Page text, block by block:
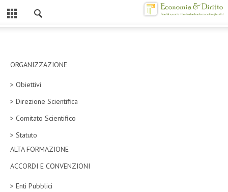
CHI SIAMO
MISSION
CONTATTI
ATTO COSTITUTIVO E STATUTO
ORGANIZZAZIONE
OBIETTIVI
ORGANIZZAZIONE
> Obiettivi
> Direzione Scientifica
> Comitato Scientifico
> Statuto
ALTA FORMAZIONE
ACCORDI E CONVENZIONI
> Enti Pubblici